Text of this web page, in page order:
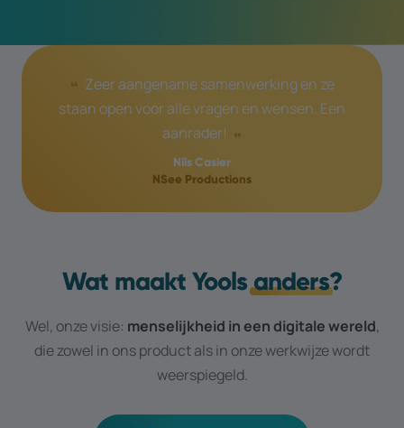
Wat maakt Yoolsanders?
Wel, onze visie: menselijkheid in een digitale wereld,
die zowel in ons product als in onze werkwijze wordt
weerspiegeld.
Zeer aangename samenwerking en ze
staan open voor alle vragen en wensen. Een
aanrader!
Nils Casier
NSee Productions